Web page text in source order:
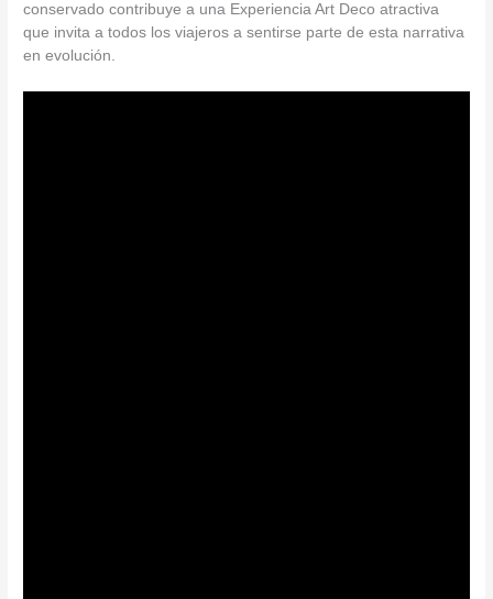
conservado contribuye a una Experiencia Art Deco atractiva
que invita a todos los viajeros a sentirse parte de esta narrativa
en evolución.